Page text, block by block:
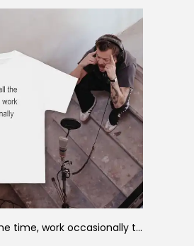
fan girl all the time, work occasionally t-shirt